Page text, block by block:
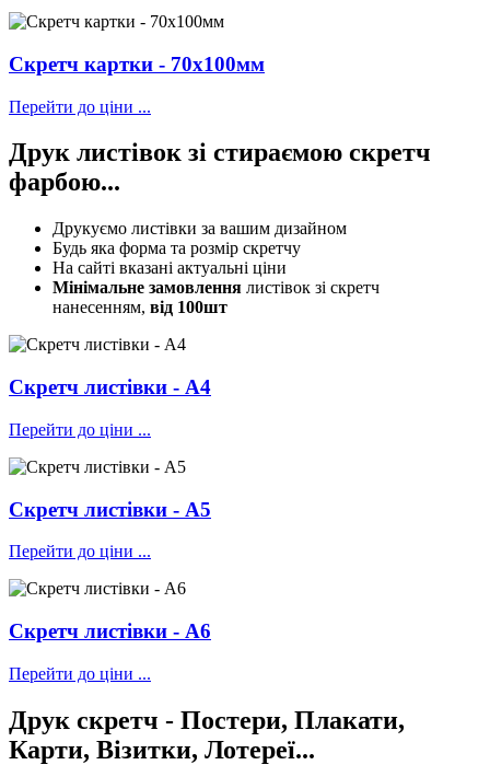
Скретч картки - 70х100мм
Перейти до ціни ...
Друк листівок зі стираємою скретч
фарбою...
Друкуємо листівки за вашим дизайном
Будь яка форма та розмір скретчу
На сайті вказані актуальні ціни
Мінімальне замовлення листівок зі скретч
нанесенням, від 100шт
Скретч листівки - А4
Перейти до ціни ...
Скретч листівки - А5
Перейти до ціни ...
Скретч листівки - А6
Перейти до ціни ...
Друк скретч - Постери, Плакати,
Карти, Візитки, Лотереї...